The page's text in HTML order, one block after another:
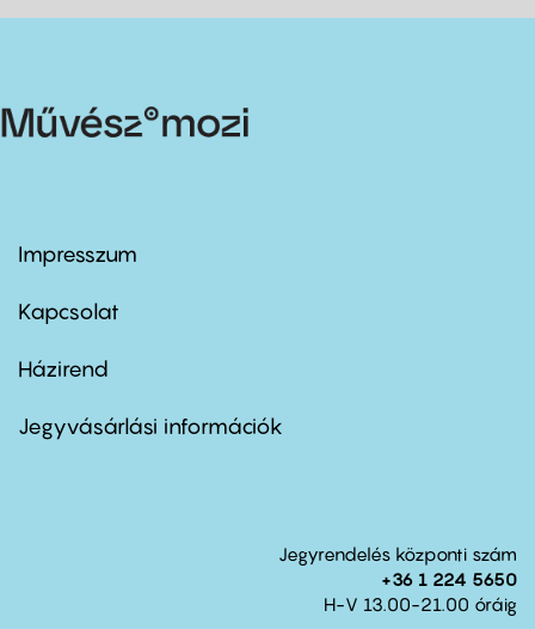
Footer
first
Impresszum
Kapcsolat
Footer
second
Házirend
Jegyvásárlási információk
Jegyrendelés központi szám
+36 1 224 5650
H-V 13.00-21.00 óráig